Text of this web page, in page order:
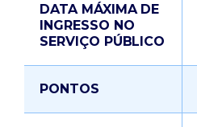
DATA MÁXIMA DE
INGRESSO NO
SERVIÇO PÚBLICO
PONTOS